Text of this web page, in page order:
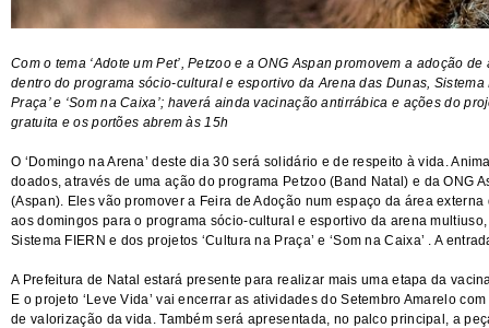
Com o tema ‘Adote um Pet’, Petzoo e a ONG Aspan promovem a adoção
dentro do programa sócio-cultural e esportivo da Arena das Dunas, Sistema
Praça’ e ‘Som na Caixa’; haverá ainda vacinação antirrábica e ações do
gratuita e os portões abrem às 15h
O ‘Domingo na Arena’ deste dia 30 será solidário e de respeito à vida.
doados, através de uma ação do programa Petzoo (Band Natal) e da ONG
(Aspan). Eles vão promover a Feira de Adoção num espaço da área
aos domingos para o programa sócio-cultural e esportivo da arena
Sistema FIERN e dos projetos ‘Cultura na Praça’ e ‘Som na Caixa’ . A
A Prefeitura de Natal estará presente para realizar mais uma etapa da
E o projeto ‘Leve Vida’ vai encerrar as atividades do Setembro Amarelo
de valorização da vida. Também será apresentada, no palco principal, a